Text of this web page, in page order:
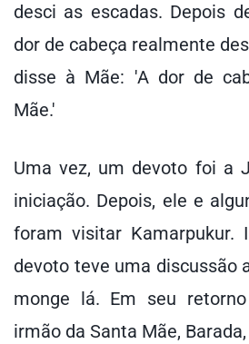
desci as escadas. Depois
dor de cabeça realmente
disse à Mãe: 'A dor de
Mãe.'
Uma vez, um devoto foi a
iniciação. Depois, ele e
foram visitar Kamarpukur.
devoto teve uma discussão
monge lá. Em seu
irmão da Santa Mãe,